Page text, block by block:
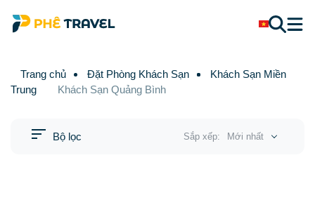
Trang chủ Đặt Phòng Khách Sạn
Khách Sạn Miền
Trung
Khách Sạn Quảng Bình
Bộ lọc Sắp xếp: Mới nhất